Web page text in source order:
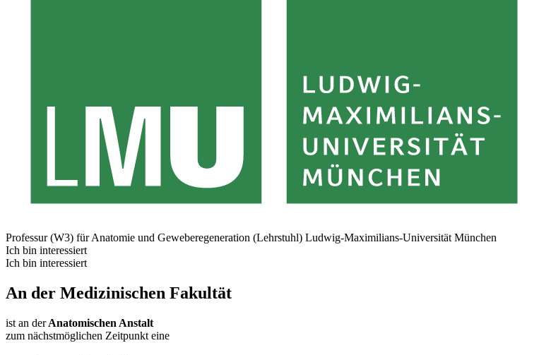
Professur (W3) für Anatomie und Geweberegeneration (Lehrstuhl) Ludwig-Maximilians-Universität München
Ich bin interessiert
Ich bin interessiert
An der Medizinischen Fakultät
ist an derAnatomischen Anstalt
zum nächstmöglichen Zeitpunkt eine